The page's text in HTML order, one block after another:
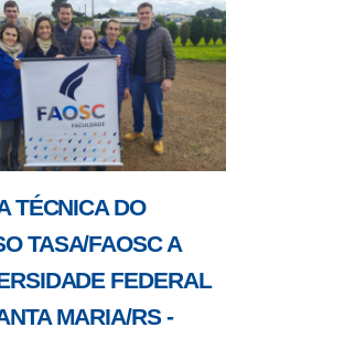
TÉCNICA DO
TASA/FAOSC A
FEDERAL
MARIA/RS -